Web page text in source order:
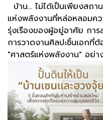
บ้าน... ไม่ได้เป็นเพียงส
แห่งพลังงานที่หล่อหลอมค
รุ่งเรืองของผู้อยู่อาศัย กา
การวาดงานศิลปะชิ้นเอกที่
"ศาสตร์แห่งพลังงาน" อย่า